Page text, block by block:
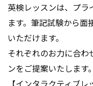
英検レッスンは、プラ
ます。筆記試験から
いただけます。
それぞれのお力に合わ
ンをご提案いたします。
【インタラクティブレ